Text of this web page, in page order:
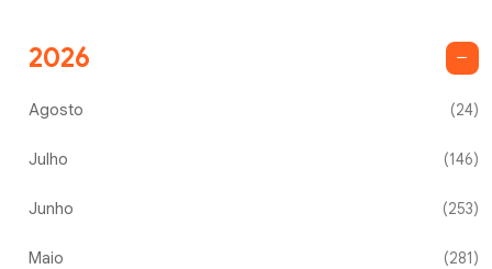
2026
Agosto (24)
Julho (146)
Junho (253)
Maio (281)